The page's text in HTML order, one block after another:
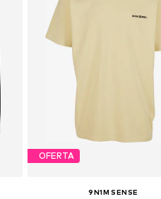
OFERTA
9N1M SENSE